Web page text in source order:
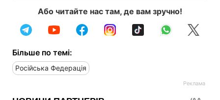
Або читайте нас там, де вам зручно!
Більше по темі:
Російська Федерація